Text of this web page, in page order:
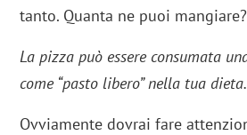
tanto. Quanta ne puoi mangiare?
La pizza può essere consumata
come “pasto libero” nella tua dieta.
Ovviamente dovrai fare